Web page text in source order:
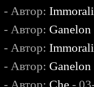
- Автор:
- Автор: Ganelon
- Автор:
- Автор: Ganelon
- Автор: Che -